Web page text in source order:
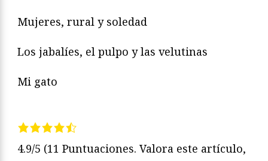
Mujeres, rural y soledad
Los jabalíes, el pulpo y las velutinas
Mi gato
4.9/5 (11 Puntuaciones. Valora este artículo,